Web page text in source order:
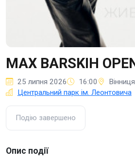
MAX BARSKIH
25 липня 2026 16:00
Вінниця
Центральний парк ім. Леонтовича
Подію завершено
Опис події